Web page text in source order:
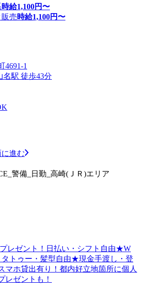
時給1,100円〜
売時給1,100円〜
4691-1
名駅 徒歩43分
進む
警備_日勤_高崎(ＪＲ)エリア
レゼント！日払い・シフト自由★W
トゥー・髪型自由★現金手渡し・登
ホ貸出有り！都内好立地箇所に個人
ゼントも！